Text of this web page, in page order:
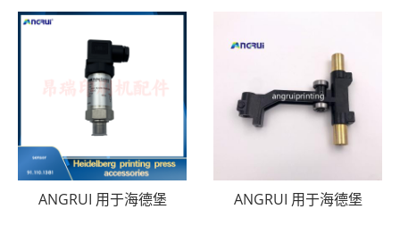
ANGRUI 用于海德堡 ANGRUI 用于海德堡